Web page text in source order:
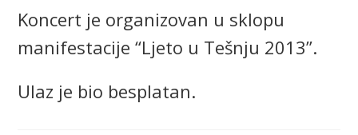
Koncert je organizovan u sklopu
manifestacije “Ljeto u Tešnju 2013”.
Ulaz je bio besplatan.